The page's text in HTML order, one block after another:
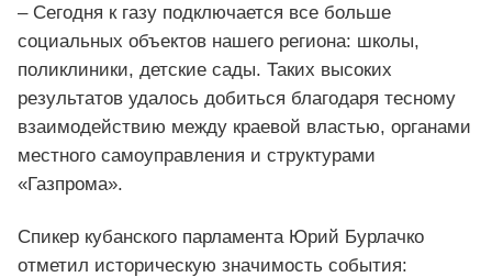
– Сегодня к газу подключается все больше
социальных объектов нашего региона: школы,
поликлиники, детские сады. Таких высоких
результатов удалось добиться благодаря тесному
взаимодействию между краевой властью, органами
местного самоуправления и структурами
«Газпрома».
Спикер кубанского парламента Юрий Бурлачко
отметил историческую значимость события: